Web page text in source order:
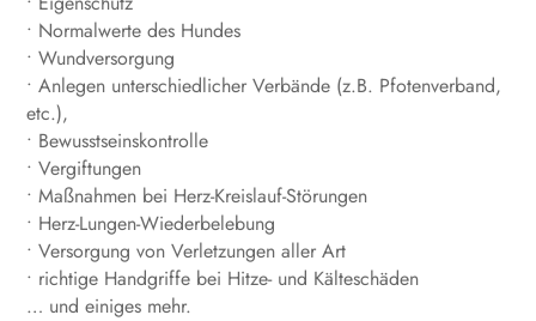
• Normalwerte des Hundes
• Wundversorgung
• Anlegen unterschiedlicher Verbände (z.B. Pfotenverband,
etc.),
• Bewusstseinskontrolle
• Vergiftungen
• Maßnahmen bei Herz-Kreislauf-Störungen
• Herz-Lungen-Wiederbelebung
• Versorgung von Verletzungen aller Art
• richtige Handgriffe bei Hitze- und Kälteschäden
… und einiges mehr.